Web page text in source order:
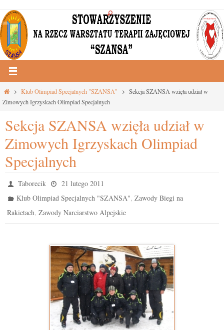
Przejdź
do
treści
Strona
główna
Klub Olimpiad Specjalnych "SZANSA"
Sekcja SZANSA wzięła udział w
Zimowych Igrzyskach Olimpiad Specjalnych
Sekcja SZANSA wzięła udział w
Zimowych Igrzyskach Olimpiad
Specjalnych
Taborecik
21 lutego 2011
Klub Olimpiad Specjalnych "SZANSA",Zawody Biegi na
Rakietach, Zawody Narciarstwo Alpejskie